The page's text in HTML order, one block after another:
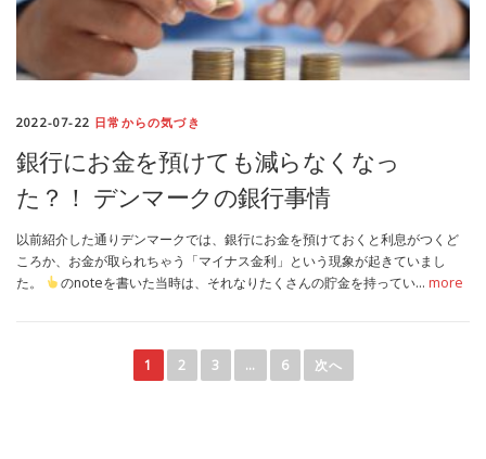
2022-07-22 日常からの気づき
銀行にお金を預けても減らなくなっ
た？！ デンマークの銀行事情
以前紹介した通りデンマークでは、銀行にお金を預けておくと利息がつくど
ころか、お金が取られちゃう「マイナス金利」という現象が起きていまし
た。
のnoteを書いた当時は、それなりたくさんの貯金を持ってい… more
1 2 3 … 6 次へ